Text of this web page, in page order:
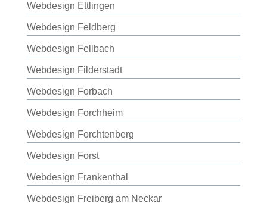
Webdesign Ettlingen
Webdesign Feldberg
Webdesign Fellbach
Webdesign Filderstadt
Webdesign Forbach
Webdesign Forchheim
Webdesign Forchtenberg
Webdesign Forst
Webdesign Frankenthal
Webdesign Freiberg am Neckar